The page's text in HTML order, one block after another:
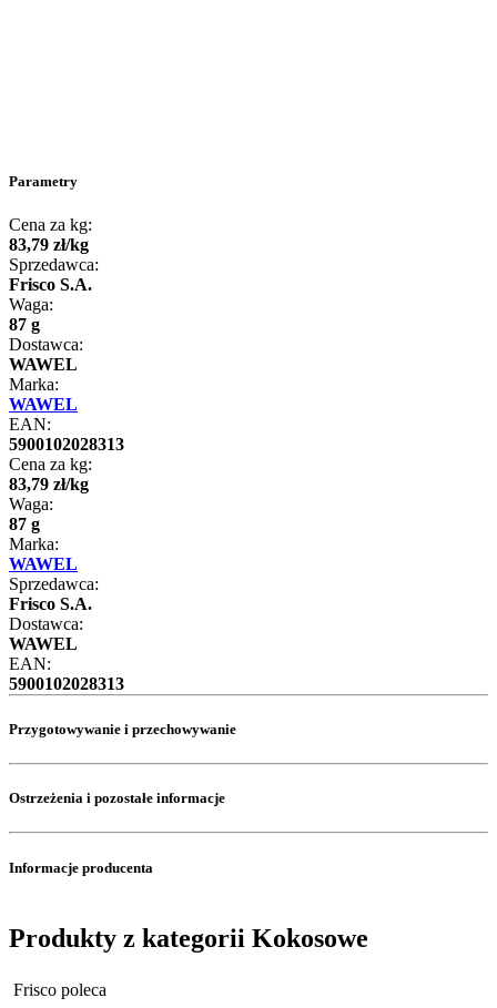
Parametry
Cena za kg:
83,79 zł/kg
Sprzedawca:
Frisco S.A.
Waga:
87 g
Dostawca:
WAWEL
Marka:
WAWEL
EAN:
5900102028313
Cena za kg:
83,79 zł/kg
Waga:
87 g
Marka:
WAWEL
Sprzedawca:
Frisco S.A.
Dostawca:
WAWEL
EAN:
5900102028313
Przygotowywanie i przechowywanie
Ostrzeżenia i pozostałe informacje
Informacje producenta
Produkty z kategorii Kokosowe
Frisco poleca